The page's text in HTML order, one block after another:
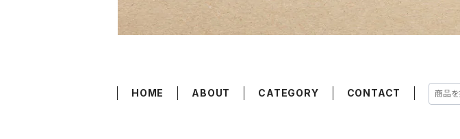
HOME ABOUT CATEGORY CONTACT